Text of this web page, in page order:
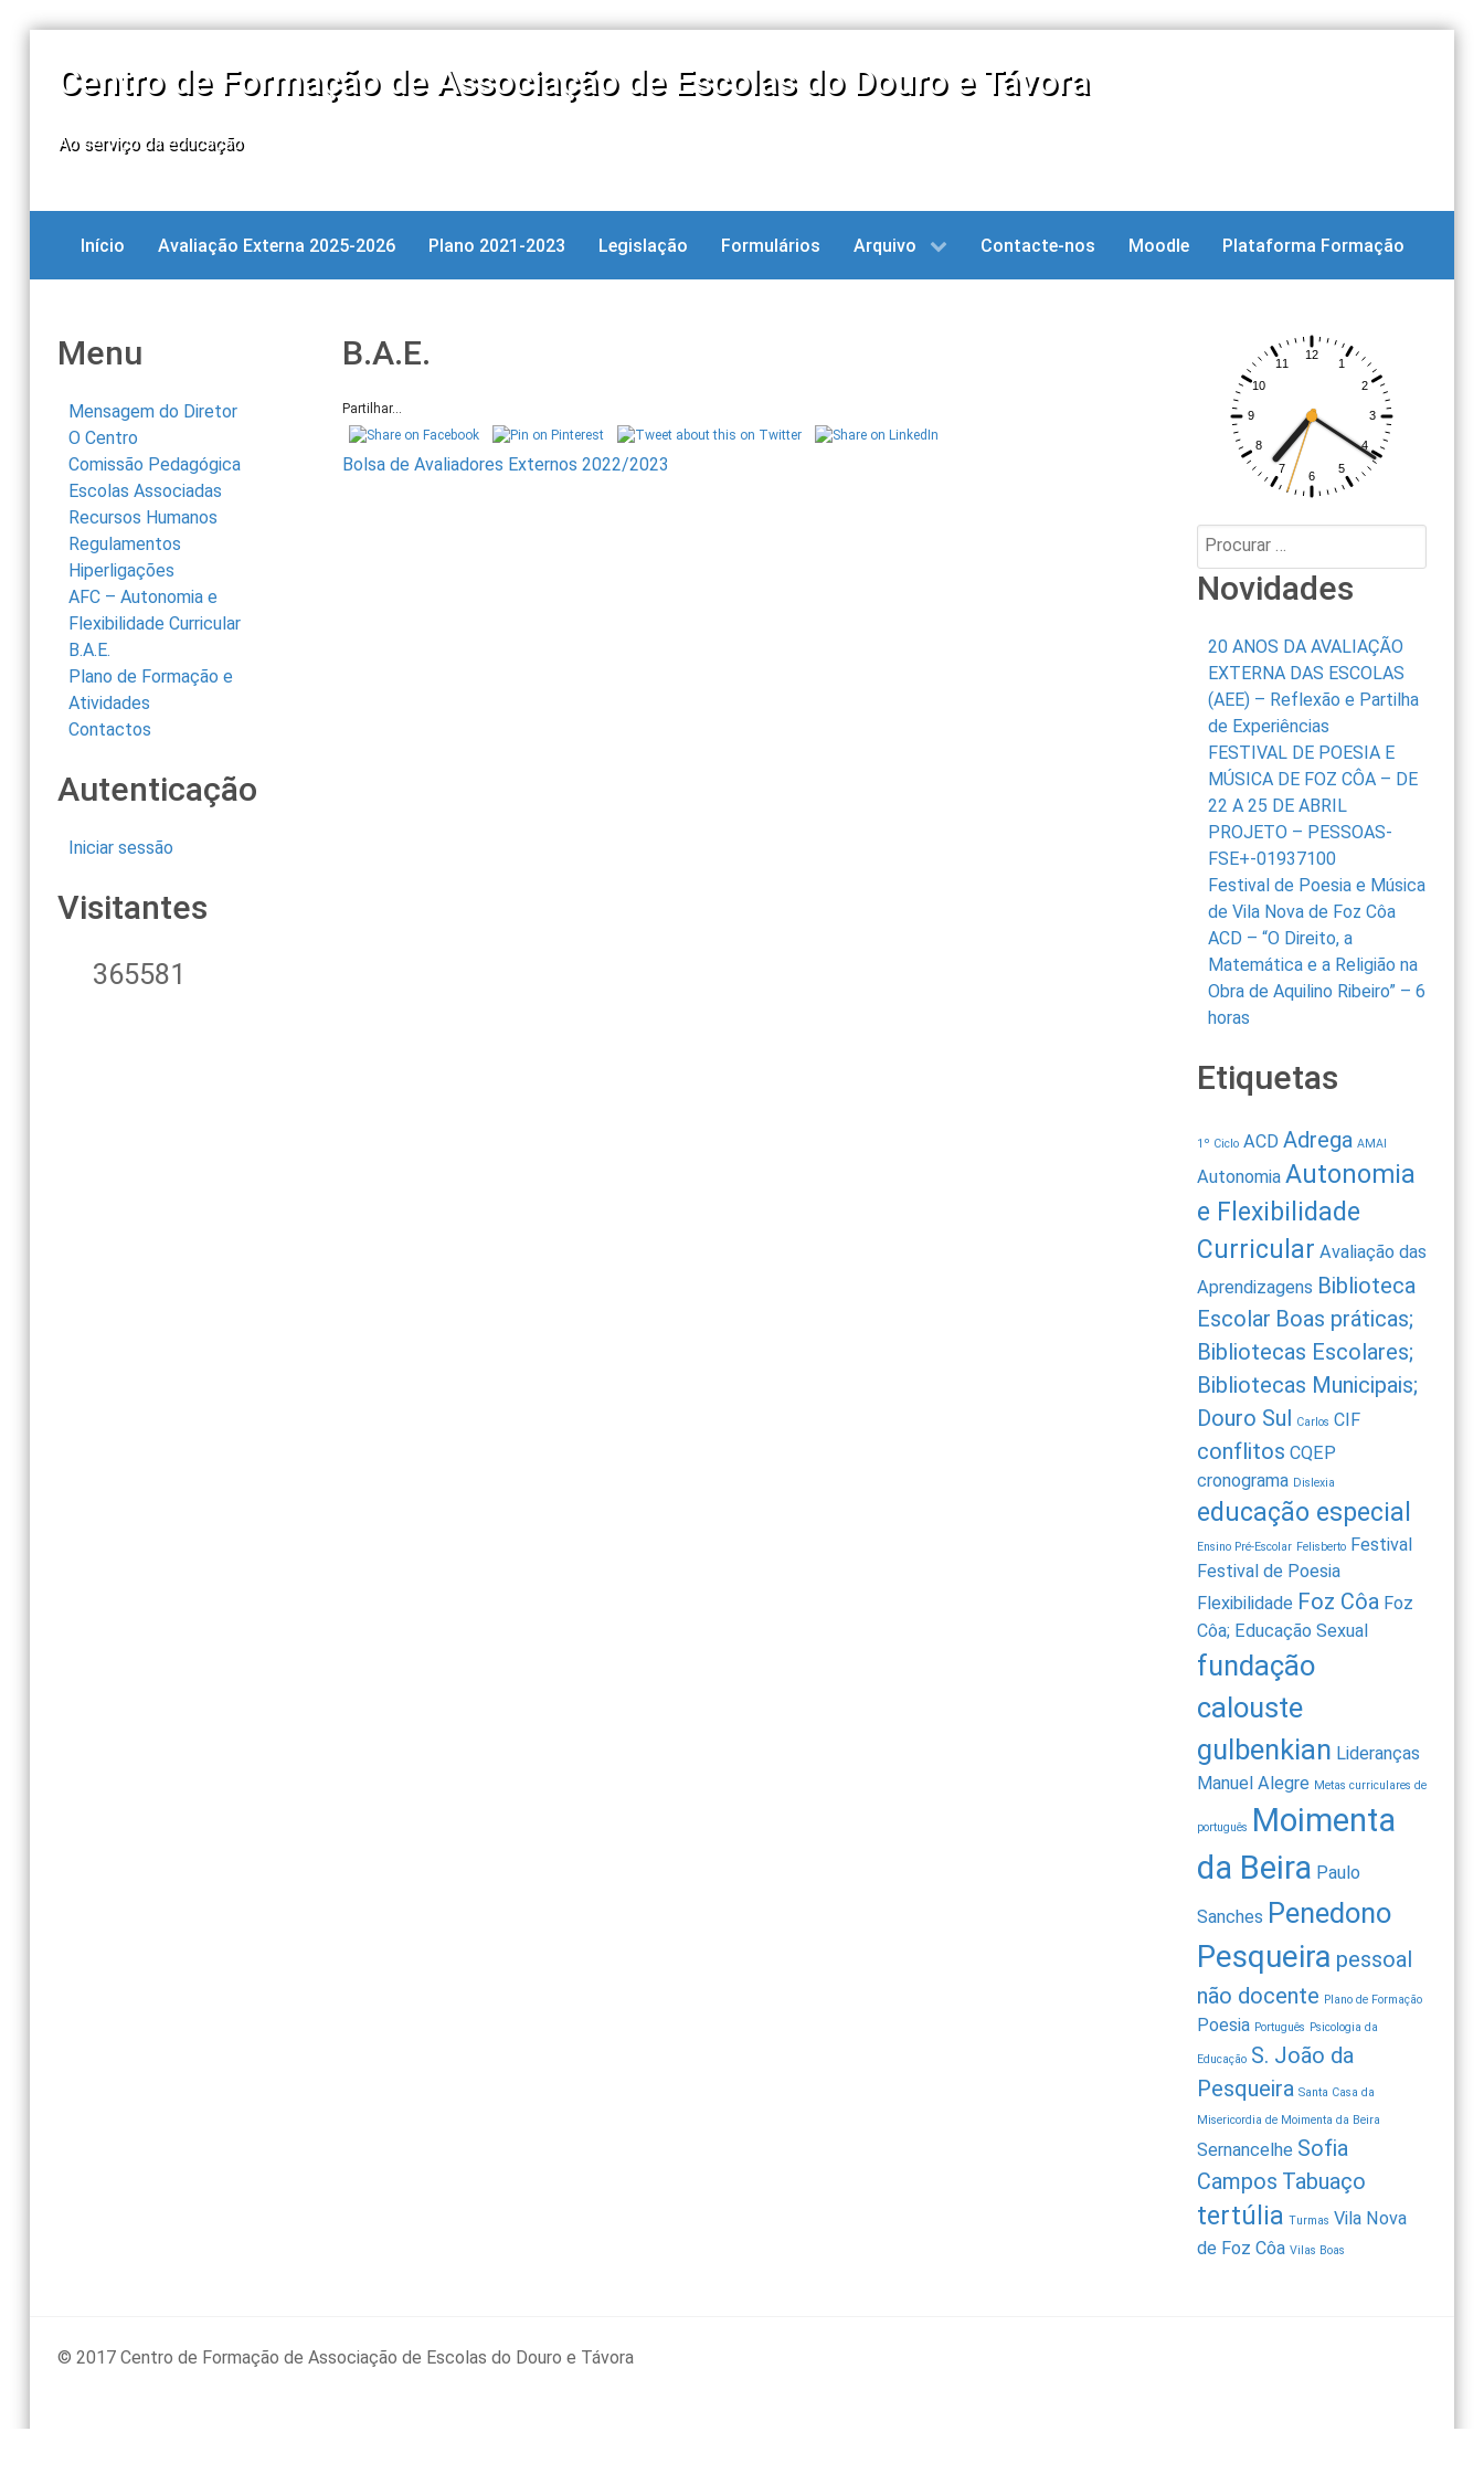
Centro de Formação de Associação de Escolas do Douro e Távora
Ao serviço da educação
Início Avaliação Externa 2025-2026 Plano 2021-2023 Legislação Formulários Arquivo Contacte-nos Moodle Plataforma Formação
Menu
Mensagem do Diretor
O Centro
Comissão Pedagógica
Escolas Associadas
Recursos Humanos
Regulamentos
Hiperligações
AFC – Autonomia e
Flexibilidade Curricular
B.A.E.
Plano de Formação e
Atividades
Contactos
Autenticação
Iniciar sessão
Visitantes
365581
B.A.E.
Partilhar...
Bolsa de Avaliadores Externos 2022/2023
Procurar:
Novidades
20 ANOS DA AVALIAÇÃO
EXTERNA DAS ESCOLAS
(AEE) – Reflexão e Partilha
de Experiências
FESTIVAL DE POESIA E
MÚSICA DE FOZ CÔA – DE
22 A 25 DE ABRIL
PROJETO – PESSOAS-
FSE+-01937100
Festival de Poesia e Música
de Vila Nova de Foz Côa
ACD – “O Direito, a
Matemática e a Religião na
Obra de Aquilino Ribeiro” – 6
horas
Etiquetas
1º Ciclo ACD Adrega AMAI
Autonomia Autonomia
e Flexibilidade
Curricular Avaliação das
Aprendizagens Biblioteca
Escolar Boas práticas;
Bibliotecas Escolares;
Bibliotecas Municipais;
Douro Sul Carlos CIF
conflitos CQEP
cronograma Dislexia
educação especial
Ensino Pré-Escolar Felisberto Festival
Festival de Poesia
Flexibilidade Foz Côa Foz
Côa; Educação Sexual
fundação
calouste
gulbenkian Lideranças
Manuel Alegre Metas curriculares de
português Moimenta
da Beira Paulo
Sanches Penedono
Pesqueira pessoal
não docente Plano de Formação
Poesia Português Psicologia da
Educação S. João da
Pesqueira Santa Casa da
Misericordia de Moimenta da Beira
Sernancelhe Sofia
Campos Tabuaço
tertúlia Turmas Vila Nova
de Foz Côa Vilas Boas
© 2017 Centro de Formação de Associação de Escolas do Douro e Távora